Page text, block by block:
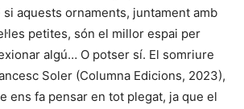
si aquests ornaments, juntament amb
petites, són el millor espai per
algú… O potser sí. El somriure
Soler (Columna Edicions, 2023),
ens fa pensar en tot plegat, ja que el